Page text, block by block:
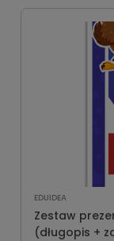
EDUIDEA
Zestaw
(długopis +